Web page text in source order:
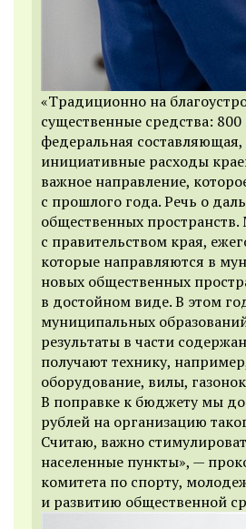
«Традиционно на
существенные средства:
федеральная
инициативные расходы
важное направление,
с прошлого года. Речь о
общественных
с правительством края,
которые направляются в
новых общественных
в достойном виде. В этом
муниципальных
результаты в части
получают технику,
оборудование, вилы,
В поправке к бюджету мы
рублей на организацию
Считаю, важно
населенные пункты», —
комитета по спорту,
и развитию общественной